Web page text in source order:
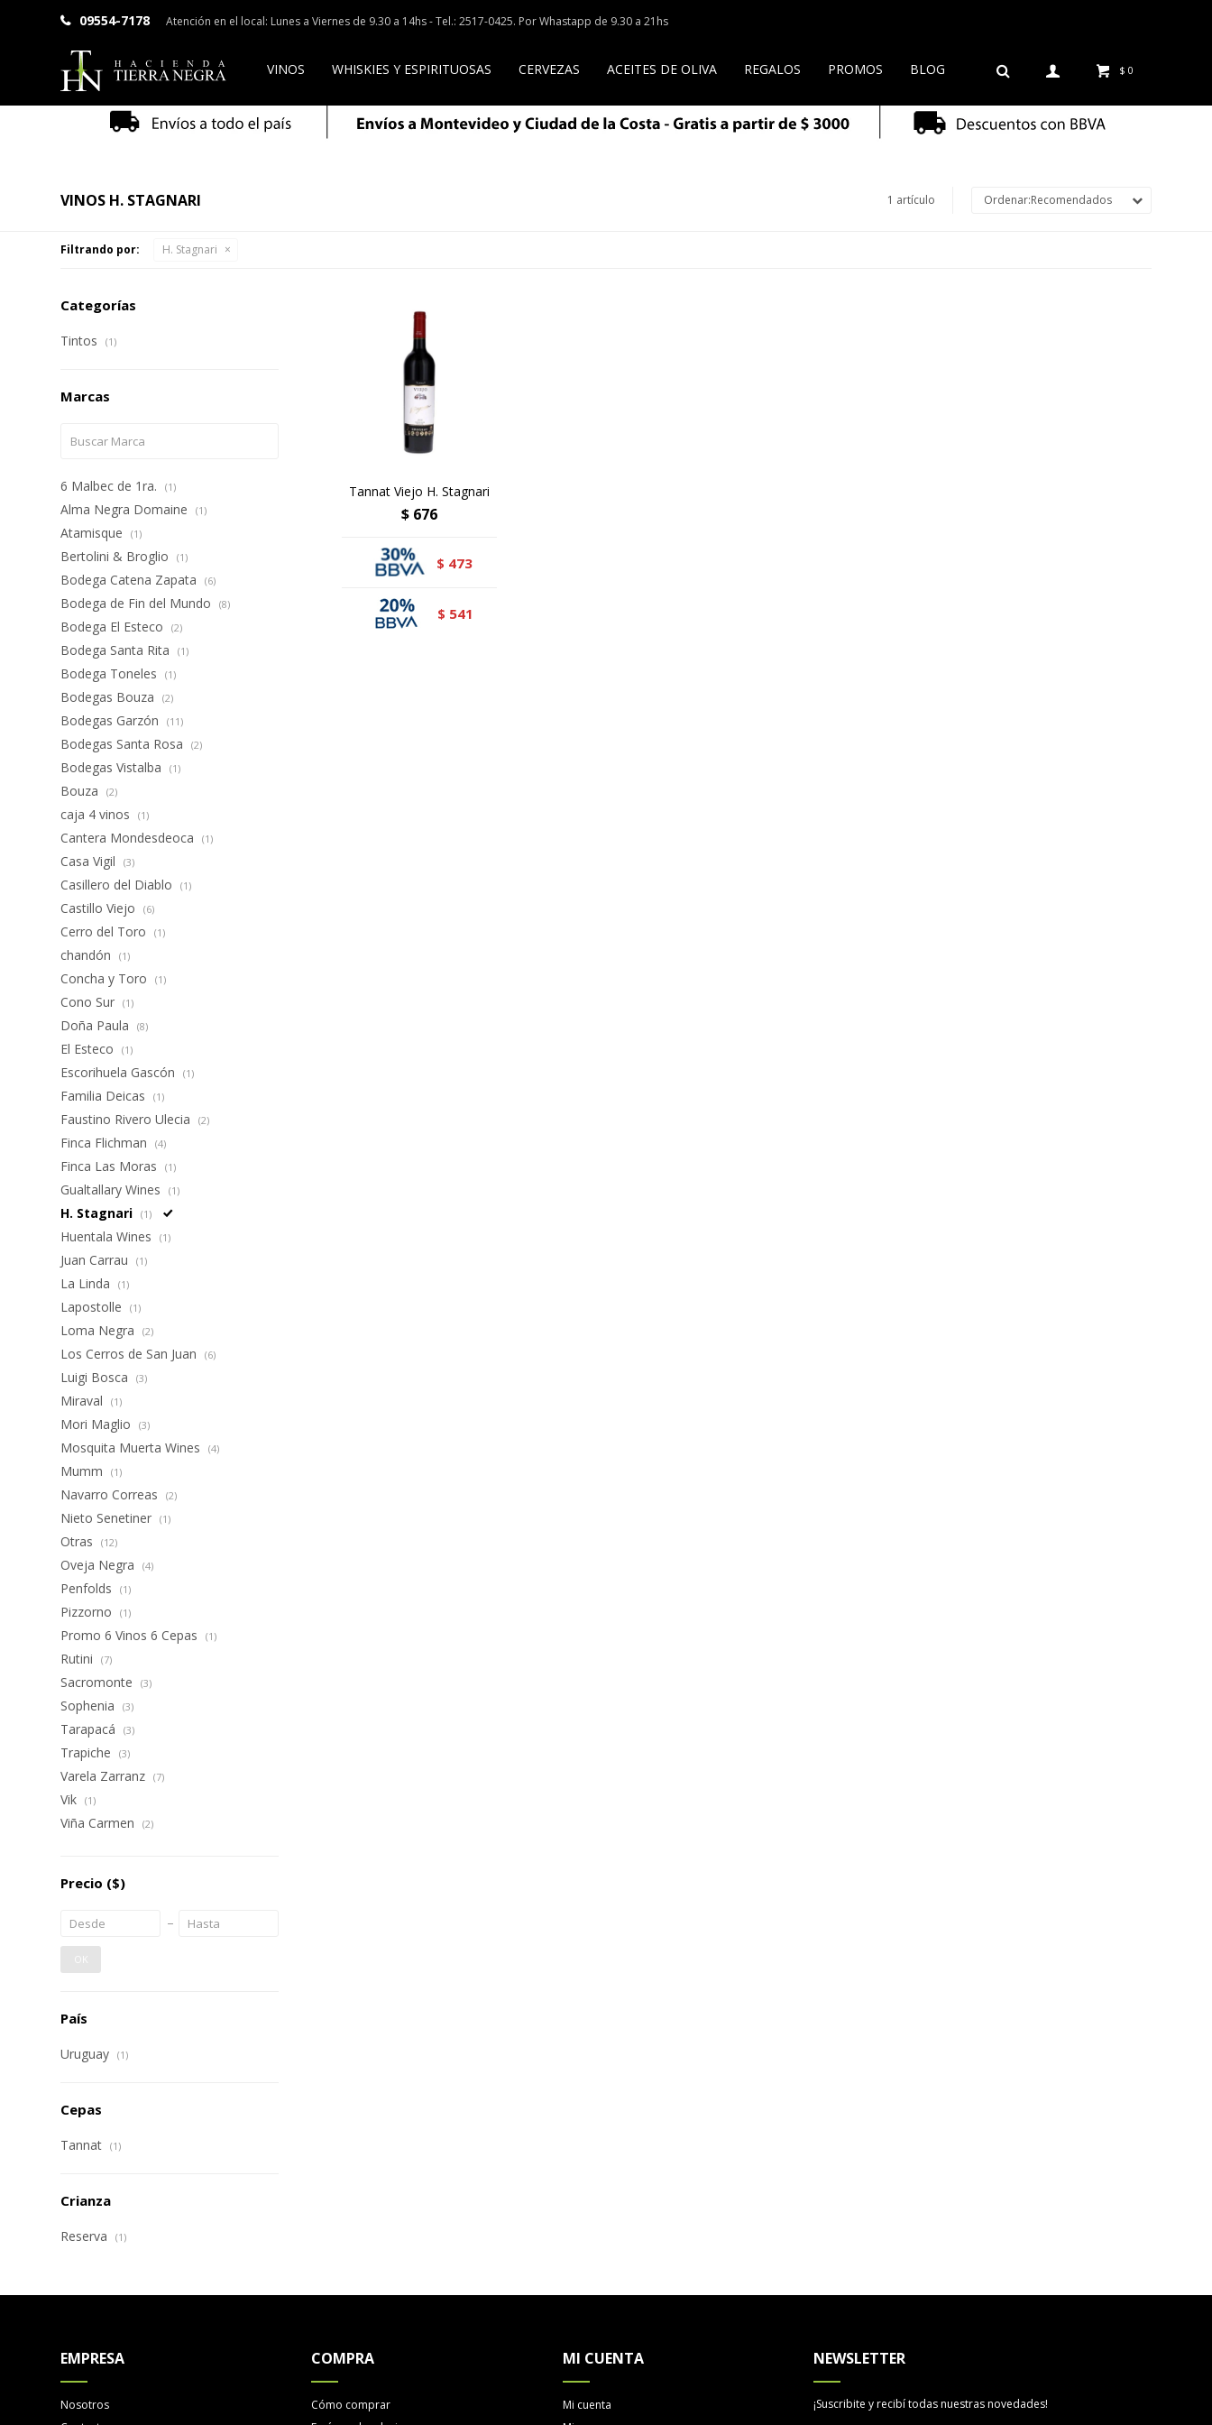
VINOS WHISKIES Y ESPIRITUOSAS CERVEZAS ACEITES DE OLIVA REGALOS PROMOS BLOG $ 0
09554-7178 Atención en el local: Lunes a Viernes de 9.30 a 14hs - Tel.: 2517-0425. Por Whastapp de 9.30 a 21hs
VINOS H. STAGNARI 1 artículo Recomendados
Filtrando por: H. Stagnari
Tannat Viejo H. Stagnari
$ 676
$ 473
$ 541
Categorías
Tintos (1)
Marcas
6 Malbec de 1ra. (1)
Alma Negra Domaine (1)
Atamisque (1)
Bertolini & Broglio (1)
Bodega Catena Zapata (6)
Bodega de Fin del Mundo (8)
Bodega El Esteco (2)
Bodega Santa Rita (1)
Bodega Toneles (1)
Bodegas Bouza (2)
Bodegas Garzón (11)
Bodegas Santa Rosa (2)
Bodegas Vistalba (1)
Bouza (2)
caja 4 vinos (1)
Cantera Mondesdeoca (1)
Casa Vigil (3)
Casillero del Diablo (1)
Castillo Viejo (6)
Cerro del Toro (1)
chandón (1)
Concha y Toro (1)
Cono Sur (1)
Doña Paula (8)
El Esteco (1)
Escorihuela Gascón (1)
Familia Deicas (1)
Faustino Rivero Ulecia (2)
Finca Flichman (4)
Finca Las Moras (1)
Gualtallary Wines (1)
H. Stagnari (1)
Huentala Wines (1)
Juan Carrau (1)
La Linda (1)
Lapostolle (1)
Loma Negra (2)
Los Cerros de San Juan (6)
Luigi Bosca (3)
Miraval (1)
Mori Maglio (3)
Mosquita Muerta Wines (4)
Mumm (1)
Navarro Correas (2)
Nieto Senetiner (1)
Otras (12)
Oveja Negra (4)
Penfolds (1)
Pizzorno (1)
Promo 6 Vinos 6 Cepas (1)
Rutini (7)
Sacromonte (3)
Sophenia (3)
Tarapacá (3)
Trapiche (3)
Varela Zarranz (7)
Vik (1)
Viña Carmen (2)
Precio ($)
OK
País
Uruguay (1)
Cepas
Tannat (1)
Crianza
Reserva (1)
EMPRESA
Nosotros
COMPRA
Cómo comprar
MI CUENTA
Mi cuenta
NEWSLETTER
¡Suscribite y recibí todas nuestras novedades!